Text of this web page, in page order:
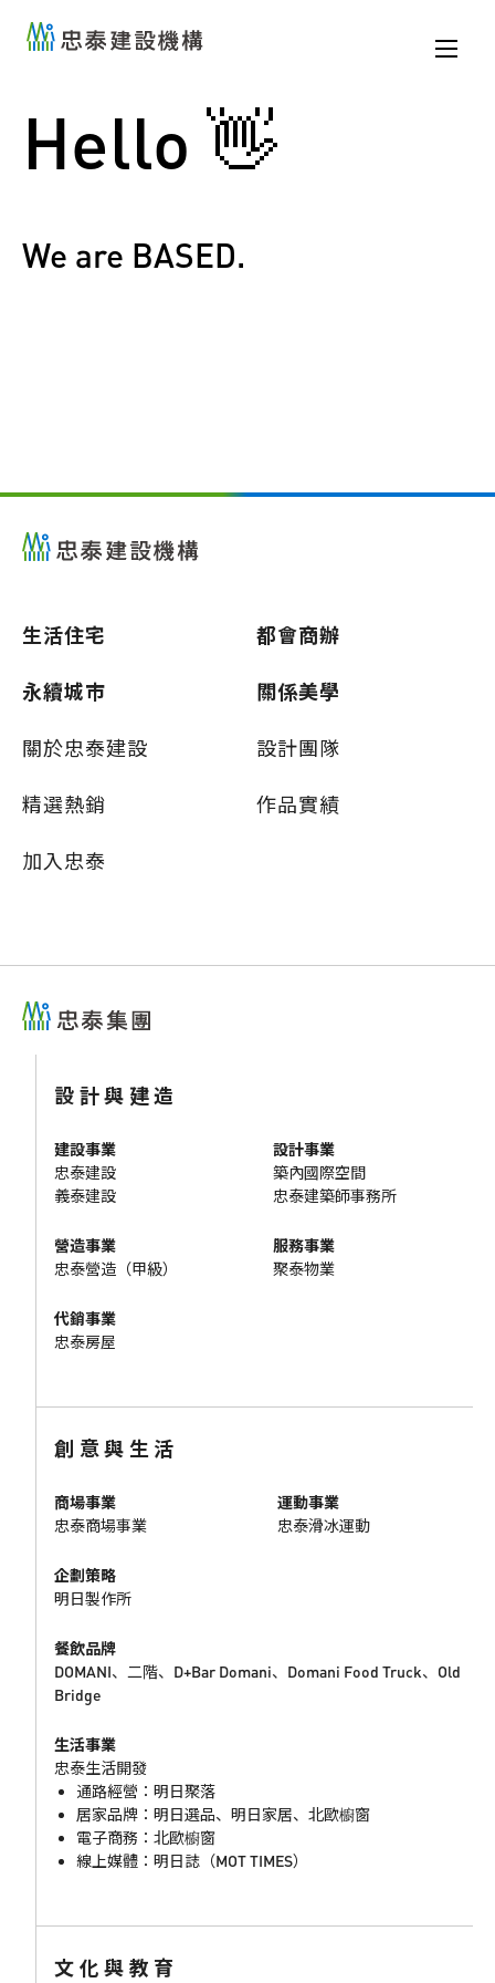
忠泰建設機構 A Better
忠泰建設機構 A Better
Hello 👋
We are BASED.
生活住宅 都會商辦
永續城市 關係美學
關於忠泰建設 設計團隊
精選熱銷 作品實績
加入忠泰
設計與建造
建設事業
忠泰建設
義泰建設
設計事業
築內國際空間
忠泰建築師事務所
營造事業
忠泰營造（甲級）
服務事業
聚泰物業
代銷事業
忠泰房屋
創意與生活
商場事業
忠泰商場事業
運動事業
忠泰滑冰運動
企劃策略
明日製作所
餐飲品牌
DOMANI、二階、D+Bar Domani、Domani Food Truck、Old
Bridge
生活事業
忠泰生活開發
通路經營：明日聚落
居家品牌：明日選品、明日家居、北歐櫥窗
電子商務：北歐櫥窗
線上媒體：明日誌（MOT TIMES）
文化與教育